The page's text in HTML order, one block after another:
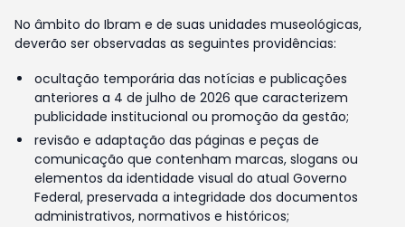
No âmbito do Ibram e de suas unidades museológicas,
deverão ser observadas as seguintes providências:
ocultação temporária das notícias e publicações
anteriores a 4 de julho de 2026 que caracterizem
publicidade institucional ou promoção da gestão;
revisão e adaptação das páginas e peças de
comunicação que contenham marcas, slogans ou
elementos da identidade visual do atual Governo
Federal, preservada a integridade dos documentos
administrativos, normativos e históricos;